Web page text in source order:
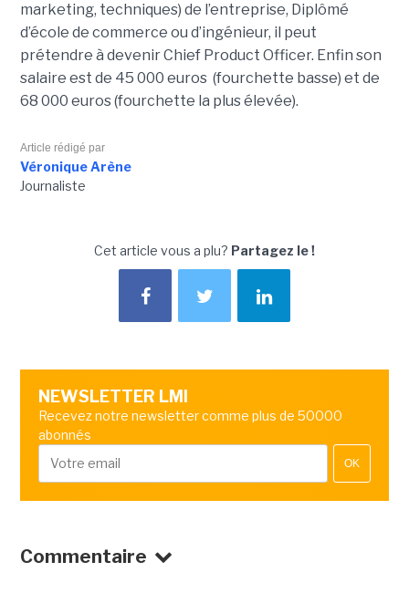
marketing, techniques) de l’entreprise, Diplômé
d’école de commerce ou d’ingénieur, il peut
prétendre à devenirChief Product Officer. Enfin son
salaire est de 45 000 euros (fourchette basse) et de
68 000 euros (fourchette la plus élevée).
Article rédigé par
Véronique Arène
Journaliste
Cet article vous a plu? Partagez le !
NEWSLETTER LMI
Recevez notre newsletter comme plus de 50000
abonnés
OK
Commentaire